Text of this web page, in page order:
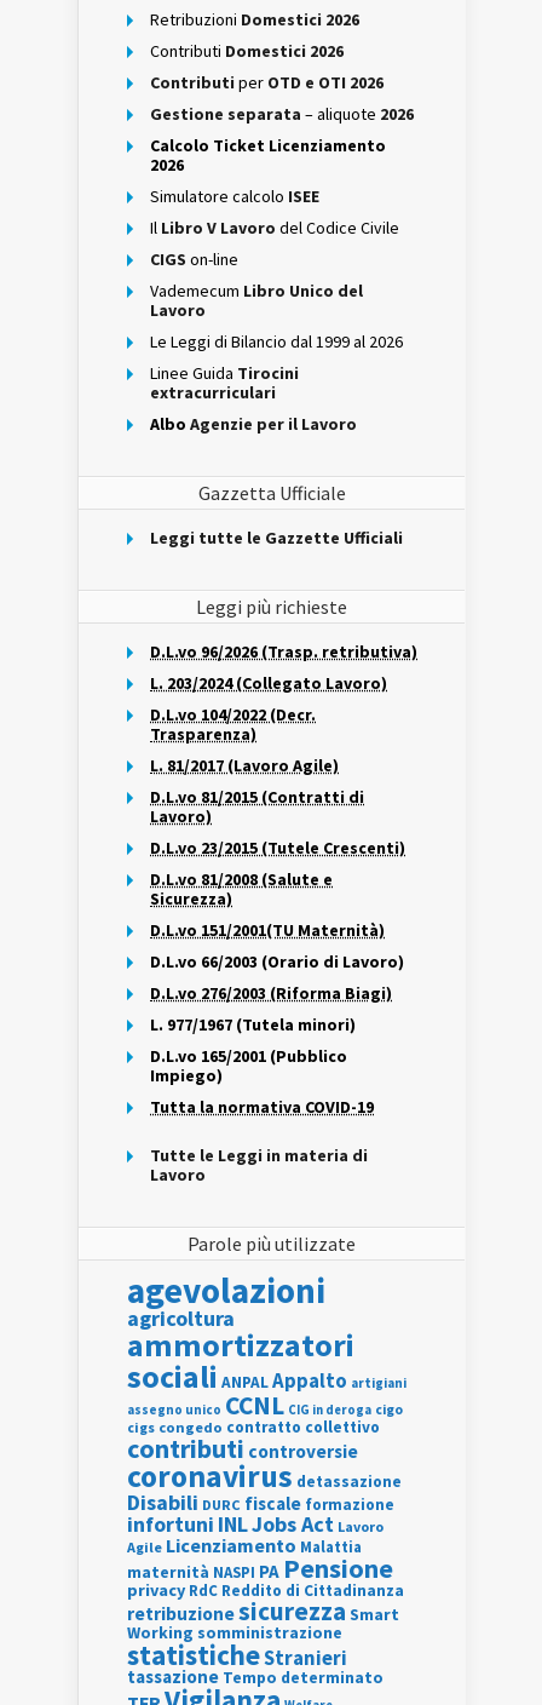
Retribuzioni Domestici 2026
Contributi Domestici 2026
Contributi per OTD e OTI 2026
Gestione separata – aliquote 2026
Calcolo Ticket Licenziamento
2026
Simulatore calcolo ISEE
Il Libro V Lavoro del Codice Civile
CIGS on-line
Vademecum Libro Unico del
Lavoro
Le Leggi di Bilancio dal 1999 al 2026
Linee Guida Tirocini
extracurriculari
Albo Agenzie per il Lavoro
Gazzetta Ufficiale
Leggi tutte le Gazzette Ufficiali
Leggi più richieste
D.L.vo 96/2026 (Trasp. retributiva)
L. 203/2024 (Collegato Lavoro)
D.L.vo 104/2022 (Decr.
Trasparenza)
L. 81/2017 (Lavoro Agile)
D.L.vo 81/2015 (Contratti di
Lavoro)
D.L.vo 23/2015 (Tutele Crescenti)
D.L.vo 81/2008 (Salute e
Sicurezza)
D.L.vo 151/2001(TU Maternità)
D.L.vo 66/2003 (Orario di Lavoro)
D.L.vo 276/2003 (Riforma Biagi)
L. 977/1967 (Tutela minori)
D.L.vo 165/2001 (Pubblico
Impiego)
Tutta la normativa COVID-19
Tutte le Leggi in materia di
Lavoro
Parole più utilizzate
agevolazioni
agricoltura
ammortizzatori
sociali ANPALAppalto artigiani
assegno unico CCNL CIG in deroga cigo
cigs congedo contratto collettivo
contributi controversie
coronavirus detassazione
Disabili DURC fiscale formazione
infortuni INLJobs Act Lavoro
Agile Licenziamento Malattia
maternità NASPI PA Pensione
privacy RdC Reddito di Cittadinanza
retribuzionesicurezza Smart
Working somministrazione
statisticheStranieri
tassazione Tempo determinato